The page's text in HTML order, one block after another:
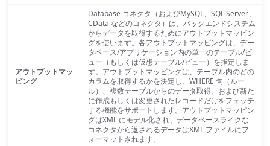
アウトプットマッ
ピング
Database コネクタ（およびMySQL、SQL Server、
CData などのコネクタ）は、バックエンドシステム
からデータを取得するためにアウトプットマッピン
グを使います。各アウトプットマッピングは、デー
タベース/アプリケーション内の単一のテーブル/ビ
ュー（もしくは仮想テーブル/ビュー）を指定しま
す。アウトプットマッピングは、テーブル内のどの
カラムを取得するかを決定し、WHERE 句（ルー
ル）、複数テーブルからのデータ取得、および新た
に作成もしくは変更されたレコードだけをフェッチ
する機能をサポートします。アウトプットマッピン
グはXML にモデル化され、データベースライクな
コネクタから返されるデータはXML ファイルにフ
ォーマットされます。